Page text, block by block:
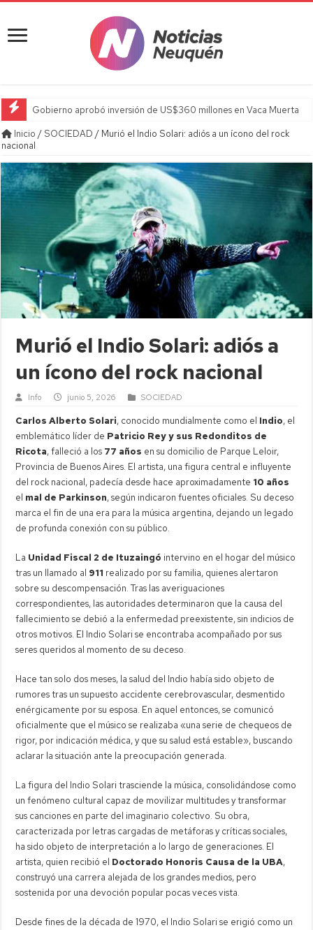
Gobierno aprobó inversión de US$360 millones en Vaca Muerta
Inicio / SOCIEDAD / Murió el Indio Solari: adiós a un ícono del rock
nacional
Murió el Indio Solari: adiós a
un ícono del rock nacional
Info junio 5, 2026 SOCIEDAD
Carlos Alberto Solari, conocido mundialmente como el Indio, el
emblemático líder de Patricio Rey y sus Redonditos de
Ricota, falleció a los 77 años en su domicilio de Parque Leloir,
Provincia de Buenos Aires. El artista, una figura central e influyente
del rock nacional, padecía desde hace aproximadamente 10 años
el mal de Parkinson, según indicaron fuentes oficiales. Su deceso
marca el fin de una era para la música argentina, dejando un legado
de profunda conexión con su público.
La Unidad Fiscal 2 de Ituzaingó intervino en el hogar del músico
tras un llamado al 911 realizado por su familia, quienes alertaron
sobre su descompensación. Tras las averiguaciones
correspondientes, las autoridades determinaron que la causa del
fallecimiento se debió a la enfermedad preexistente, sin indicios de
otros motivos. El Indio Solari se encontraba acompañado por sus
seres queridos al momento de su deceso.
Hace tan solo dos meses, la salud del Indio había sido objeto de
rumores tras un supuesto accidente cerebrovascular, desmentido
enérgicamente por su esposa. En aquel entonces, se comunicó
oficialmente que el músico se realizaba «una serie de chequeos de
rigor, por indicación médica, y que su salud está estable», buscando
aclarar la situación ante la preocupación generada.
La figura del Indio Solari trasciende la música, consolidándose como
un fenómeno cultural capaz de movilizar multitudes y transformar
sus canciones en parte del imaginario colectivo. Su obra,
caracterizada por letras cargadas de metáforas y críticas sociales,
ha sido objeto de interpretación a lo largo de generaciones. El
artista, quien recibió el Doctorado Honoris Causa de la UBA,
construyó una carrera alejada de los grandes medios, pero
sostenida por una devoción popular pocas veces vista.
Desde fines de la década de 1970, el Indio Solari se erigió como un